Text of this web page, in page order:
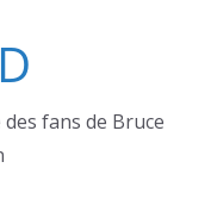
fans de Bruce